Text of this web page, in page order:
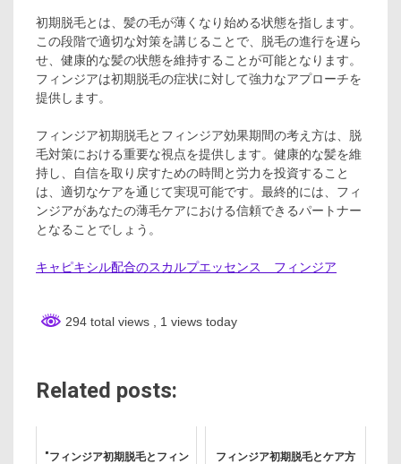
初期脱毛とは、髪の毛が薄くなり始める状態を指します。
この段階で適切な対策を講じることで、脱毛の進行を遅ら
せ、健康的な髪の状態を維持することが可能となります。
フィンジアは初期脱毛の症状に対して強力なアプローチを
提供します。
フィンジア初期脱毛とフィンジア効果期間の考え方は、脱
毛対策における重要な視点を提供します。健康的な髪を維
持し、自信を取り戻すための時間と労力を投資すること
は、適切なケアを通じて実現可能です。最終的には、フィ
ンジアがあなたの薄毛ケアにおける信頼できるパートナー
となることでしょう。
キャピキシル配合のスカルプエッセンス フィンジア
294 total views , 1 views today
Related posts:
"フィンジア初期脱毛とフィン
フィンジア初期脱毛とケア方